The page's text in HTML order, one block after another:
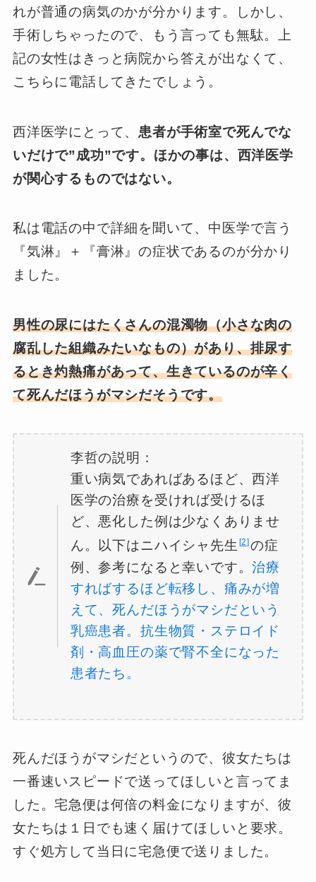
れが普通の病気のかが分かります。しかし、
手術しちゃったので、もう言っても無駄。上
記の女性はきっと病院から答えが出なくて、
こちらに電話してきたでしょう。
西洋医学にとって、 患者が手術室で死んでな
いだけで”成功”です。ほかの事は、西洋医学
が関心するものではない。
私は電話の中で詳細を聞いて、中医学で言う
『気淋』＋『膏淋』の症状であるのが分かり
ました。
男性の尿にはたくさんの混濁物（小さな肉の
腐乱した組織みたいなもの）があり、排尿す
るとき灼熱痛があって、生きているのが辛く
て死んだほうがマシだそうです。
李哲の説明：
重い病気であればあるほど、西洋
医学の治療を受ければ受けるほ
ど、悪化した例は少なくありませ
ん。以下はニハイシャ先生 2 の症
例、参考になると幸いです。治療
すればするほど転移し、痛みが増
えて、死んだほうがマシだという
乳癌患者。抗生物質・ステロイド
剤・高血圧の薬で腎不全になった
患者たち。
死んだほうがマシだというので、彼女たちは
一番速いスピードで送ってほしいと言ってま
した。宅急便は何倍の料金になりますが、彼
女たちは１日でも速く届けてほしいと要求。
すぐ処方して当日に宅急便で送りました。